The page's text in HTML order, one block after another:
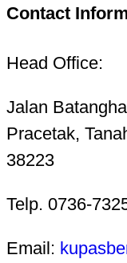
Contact
Head Office:
Jalan
Pracetak,
38223
Telp. 0736-
Email: